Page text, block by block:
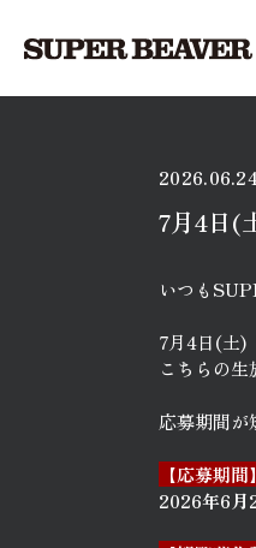
7月4日(
いつも
7月4日(土)
こちらの
応募期間が
【応募期間】
2026年6月